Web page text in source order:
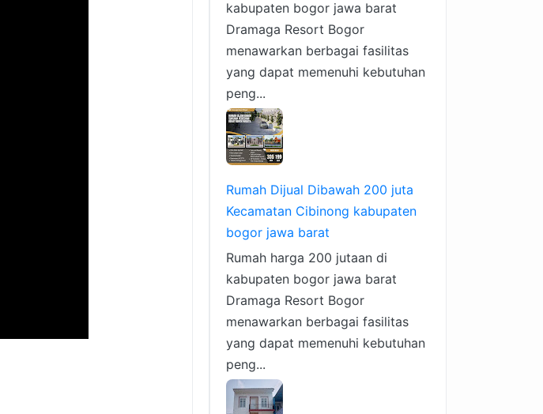
kabupaten bogor jawa barat
Dramaga Resort Bogor
menawarkan berbagai fasilitas
yang dapat memenuhi kebutuhan
peng...
Rumah Dijual Dibawah 200 juta
Kecamatan Cibinong kabupaten
bogor jawa barat
Rumah harga 200 jutaan di
kabupaten bogor jawa barat
Dramaga Resort Bogor
menawarkan berbagai fasilitas
yang dapat memenuhi kebutuhan
peng...